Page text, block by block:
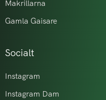
Makrillarna
Gamla Gaisare
Socialt
Instagram
Instagram Dam